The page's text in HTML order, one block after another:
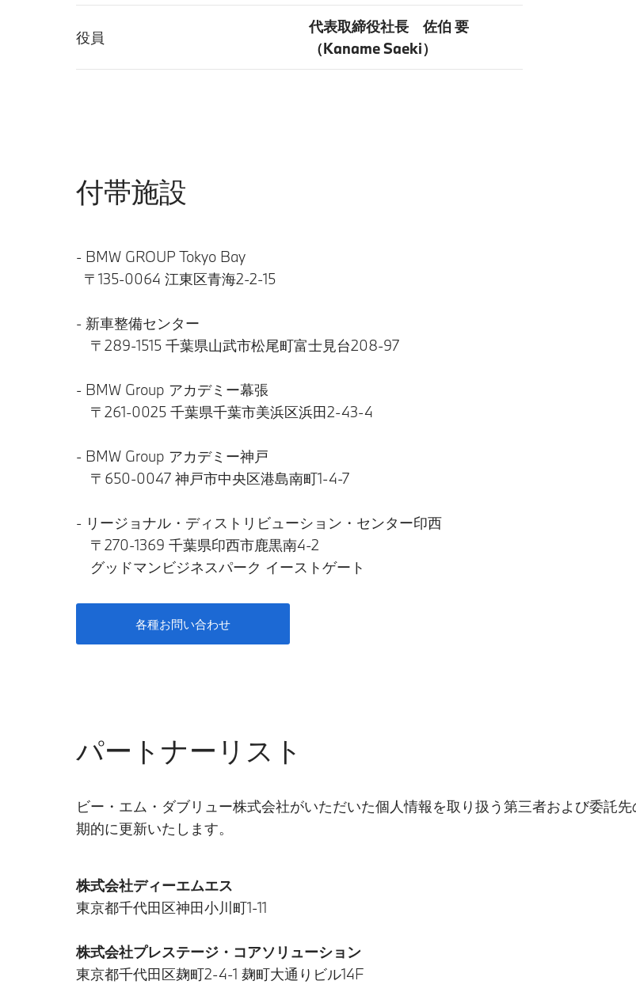
役員
代表取締役社長 佐伯 要
（Kaname Saeki）
付帯施設
- BMW GROUP Tokyo Bay
〒135-0064 江東区青海2-2-15
- 新車整備センター
〒289-1515 千葉県山武市松尾町富士見台208-97
- BMW Group アカデミー幕張
〒261-0025 千葉県千葉市美浜区浜田2-43-4
- BMW Group アカデミー神戸
〒650-0047 神戸市中央区港島南町1-4-7
- リージョナル・ディストリビューション・センター印西
〒270-1369 千葉県印西市鹿黒南4-2
グッドマンビジネスパーク イーストゲート
各種お問い合わせ
パートナーリスト
ビー・エム・ダブリュー株式会社がいただいた個人情報を取り扱う第三者および委託
期的に更新いたします。
株式会社ディーエムエス
東京都千代田区神田小川町1-11
株式会社プレステージ・コアソリューション
東京都千代田区麹町2-4-1 麹町大通りビル14F